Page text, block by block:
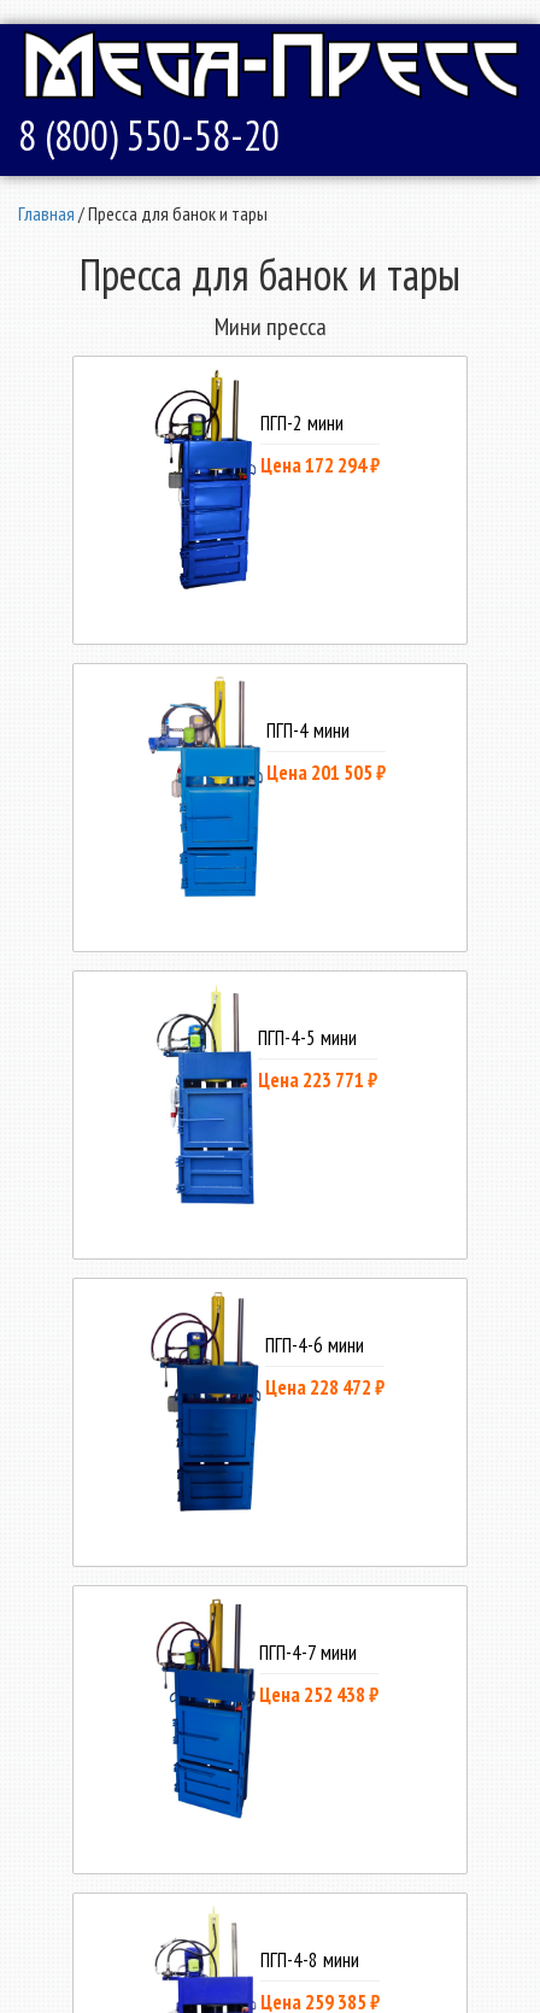
8 (800) 550-58-20
Главная / Пресса для банок и тары
Пресса для банок и тары
Мини пресса
ПГП-2 мини
Цена 172 294 ₽
ПГП-4 мини
Цена 201 505 ₽
ПГП-4-5 мини
Цена 223 771 ₽
ПГП-4-6 мини
Цена 228 472 ₽
ПГП-4-7 мини
Цена 252 438 ₽
ПГП-4-8 мини
Цена 259 385 ₽